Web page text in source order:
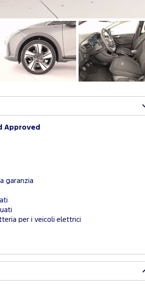
Approved
garanzia
per i veicoli elettrici